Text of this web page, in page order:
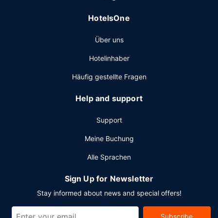
Gepäckaufbewahrung. Wenn du eine Veranstaltung in
1350 Quadratfuß (125 Quadratmeter) großen
HotelsOne
Über uns
Hotelinhaber
Häufig gestellte Fragen
Help and support
Support
Meine Buchung
Alle Sprachen
Sign Up for Newsletter
Stay informed about news and special offers!
Subscribe